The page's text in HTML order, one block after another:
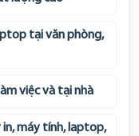
tại văn phòng,
việc và tại nhà
in, máy tính, laptop,